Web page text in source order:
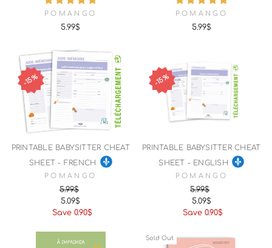
POMANGO
5.99$
POMANGO
5.99$
15%
PRINTABLE BABYSITTER CHEAT
SHEET - FRENCH
POMANGO
Regular
price
5.99$
Sale
price
5.09$
Save 0.90$
15%
PRINTABLE BABYSITTER CHEAT
SHEET - ENGLISH
POMANGO
Regular
price
5.99$
Sale
price
5.09$
Save 0.90$
Sold Out